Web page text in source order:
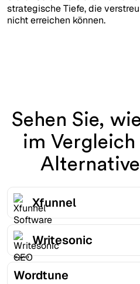
strategische Tiefe, die
nicht erreichen können.
Sehen Sie,
im Vergleich
Xfunnel
Writesonic
Wordtune